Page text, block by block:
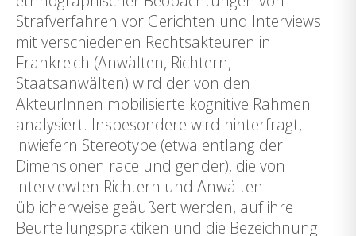
Strafverfahren vor Gerichten und Interviews
mit verschiedenen Rechtsakteuren in
Frankreich (Anwälten, Richtern,
Staatsanwälten) wird der von den
AkteurInnen mobilisierte kognitive Rahmen
analysiert. Insbesondere wird hinterfragt,
inwiefern Stereotype (etwa entlang der
Dimensionen race und gender), die von
interviewten Richtern und Anwälten
üblicherweise geäußert werden, auf ihre
Beurteilungspraktiken und die Bezeichnung